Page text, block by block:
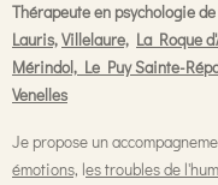
Thérapeute en psychologie
Lauris,Villelaure, La Roque
Mérindol, Le Puy Sainte-
Venelles
Je propose un
émotions, les troubles de